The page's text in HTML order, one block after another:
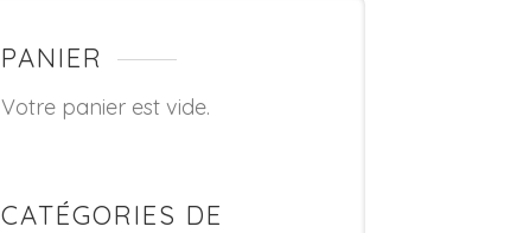
PANIER
Votre panier est vide.
CATÉGORIES DE